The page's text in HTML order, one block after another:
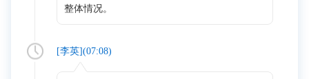
整体情况。
[李英](07:08)